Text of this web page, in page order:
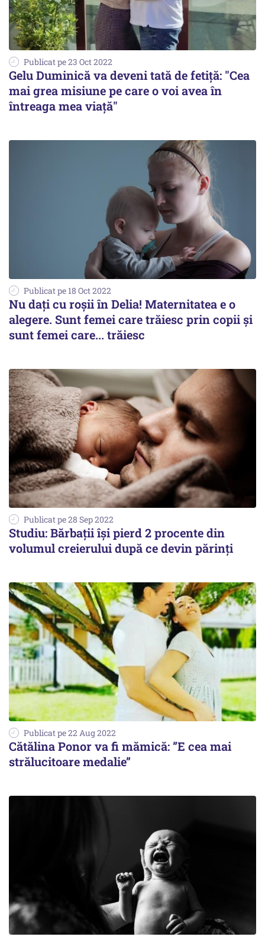
Publicat pe 23 Oct 2022
Gelu Duminică va deveni tată de fetiţă: "Cea
mai grea misiune pe care o voi avea în
întreaga mea viață"
Publicat pe 18 Oct 2022
Nu daţi cu roşii în Delia! Maternitatea e o
alegere. Sunt femei care trăiesc prin copii şi
sunt femei care... trăiesc
Publicat pe 28 Sep 2022
Studiu: Bărbații își pierd 2 procente din
volumul creierului după ce devin părinți
Publicat pe 22 Aug 2022
Cătălina Ponor va fi mămică: ”E cea mai
strălucitoare medalie”